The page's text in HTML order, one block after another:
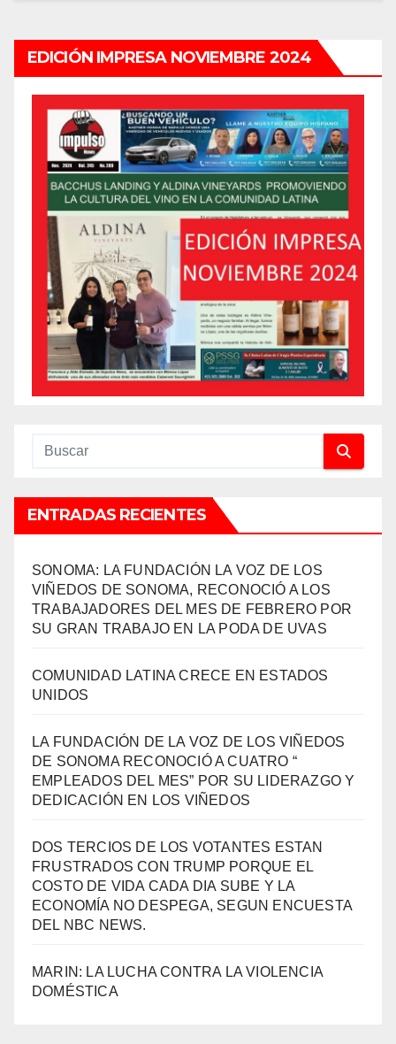
EDICIÓN IMPRESA NOVIEMBRE 2024
ENTRADAS RECIENTES
SONOMA: LA FUNDACIÓN LA VOZ DE LOS
VIÑEDOS DE SONOMA, RECONOCIÓ A LOS
TRABAJADORES DEL MES DE FEBRERO POR
SU GRAN TRABAJO EN LA PODA DE UVAS
COMUNIDAD LATINA CRECE EN ESTADOS
UNIDOS
LA FUNDACIÓN DE LA VOZ DE LOS VIÑEDOS
DE SONOMA RECONOCIÓ A CUATRO “
EMPLEADOS DEL MES” POR SU LIDERAZGO Y
DEDICACIÓN EN LOS VIÑEDOS
DOS TERCIOS DE LOS VOTANTES ESTAN
FRUSTRADOS CON TRUMP PORQUE EL
COSTO DE VIDA CADA DIA SUBE Y LA
ECONOMÍA NO DESPEGA, SEGUN ENCUESTA
DEL NBC NEWS.
MARIN: LA LUCHA CONTRA LA VIOLENCIA
DOMÉSTICA